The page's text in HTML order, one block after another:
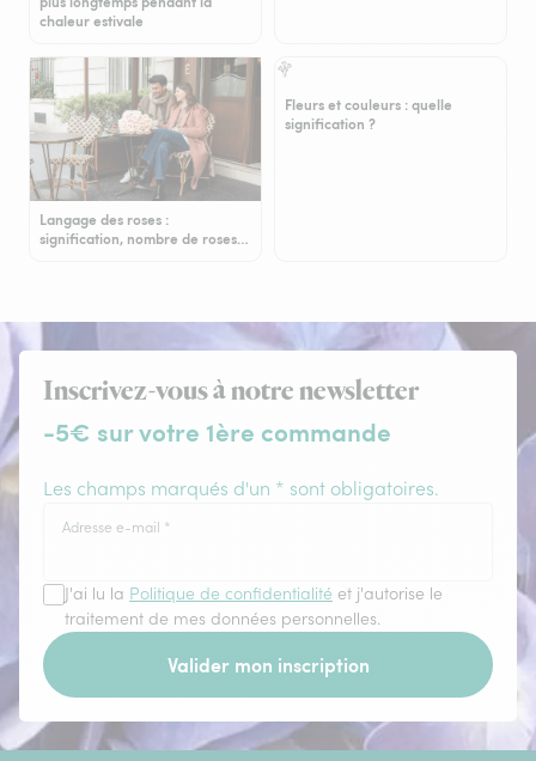
chaleur estivale
Langage des roses :
signification, nombre de roses…
Fleurs et couleurs : quelle
signification ?
Inscrivez-vous à notre newsletter
-5€ sur votre 1ère commande
Les champs marqués d'un * sont obligatoires.
Adresse e-mail *
J'ai lu la Politique de confidentialité et j'autorise le
traitement de mes données personnelles.
Valider mon inscription